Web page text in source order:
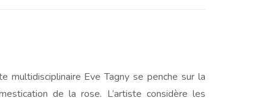
multidisciplinaire Eve Tagny se penche sur la
de la rose. L’artiste considère les